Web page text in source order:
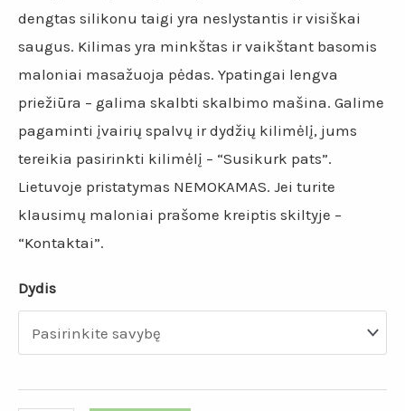
dengtas silikonu taigi yra neslystantis ir visiškai
saugus. Kilimas yra minkštas ir vaikštant basomis
maloniai masažuoja pėdas. Ypatingai lengva
priežiūra – galima skalbti skalbimo mašina. Galime
pagaminti įvairių spalvų ir dydžių kilimėlį, jums
tereikia pasirinkti kilimėlį – “Susikurk pats”.
Lietuvoje pristatymas NEMOKAMAS. Jei turite
klausimų maloniai prašome kreiptis skiltyje –
“Kontaktai”.
Dydis